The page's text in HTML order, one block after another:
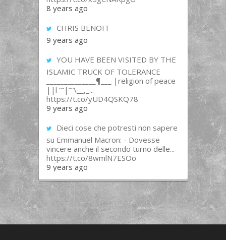
8 years ago
CHRIS BENOIT
9 years ago
YOU HAVE BEEN VISITED BY THE
ISLAMIC TRUCK OF TOLERANCE
______________¶___ |religion of peace
||l “”|””\__,_...
https://t.co/yUD4QSKQ78
9 years ago
Dieci cose che potresti non sapere
su Emmanuel Macron: - Dovesse
vincere anche il secondo turno delle...
https://t.co/8wmlN7ESOo
9 years ago